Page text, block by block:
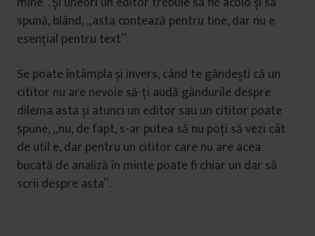
spună, blând, „asta contează pentru tine, dar nu e
esențial pentru text”.
Se poate întâmpla și invers, când te gândești că un
cititor nu are nevoie să-ți audă gândurile despre
dilema asta și atunci un editor sau un cititor poate
spune, „nu, de fapt, s-ar putea să nu poți să vezi cât
de util e, dar pentru un cititor care nu are acea
bucată de analiză în minte poate fi chiar un dar să
scrii despre asta”.